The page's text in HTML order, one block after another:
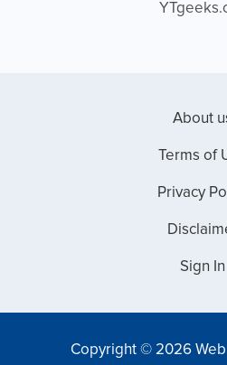
About
Terms of
Privacy
Sign In
Copyright © 2026